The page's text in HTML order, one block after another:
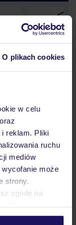
O plikach cookies
w celu
reklam. Pliki
ruchu
mediów
może
strony.
zgodę na
zakładkę